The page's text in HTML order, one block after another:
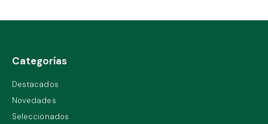
Categorías
Destacados
Novedades
Seleccionados